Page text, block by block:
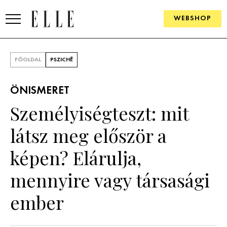
WEBSHOP
SZÉPSÉG
PSZICHÉ
ÉLETMÓD
FŐOLDAL PSZICHÉ
ÖNISMERET
Személyiségteszt: mit
látsz meg először a
képen? Elárulja,
mennyire vagy társasági
ember